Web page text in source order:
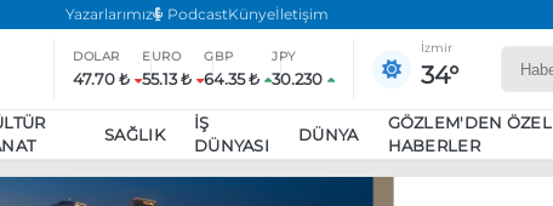
Yazarlarımız PodcastKünyeİletişim
DOLAR
47.70 ₺
EURO
55.13 ₺
GBP
64.35 ₺
JPY
30.230
İzmir
34°
SAĞLIK
İŞ
DÜNYASI
DÜNYA
GÖZLEM'DEN ÖZEL
HABERLER